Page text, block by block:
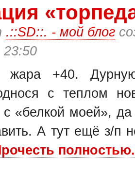
.::SD::. - мой блог
23:50
жара +40.
с теплом
с «белкой моей»,
А тут ещё з/п